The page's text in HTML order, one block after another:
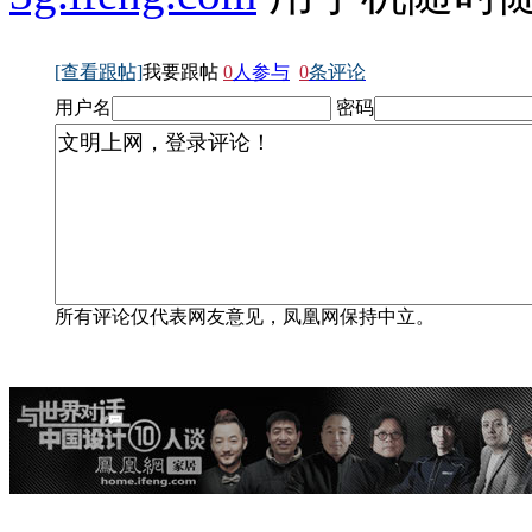
[查看跟帖]我要跟帖 0人参与 0条评论
用户名
密码
所有评论仅代表网友意见，凤凰网保持中立。